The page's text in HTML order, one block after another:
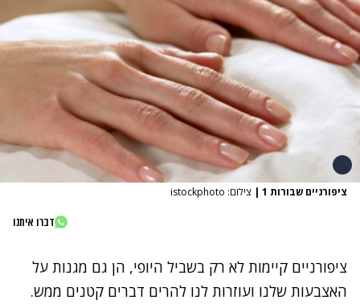
ציפורניים שבורות 1 | צילום: istockphoto
דברו איתנו
ציפורניים קיימות לא רק בשביל היופי, הן גם מגנות על
האצבעות שלנו ועוזרות לנו להרים דברים קטנים ממש.